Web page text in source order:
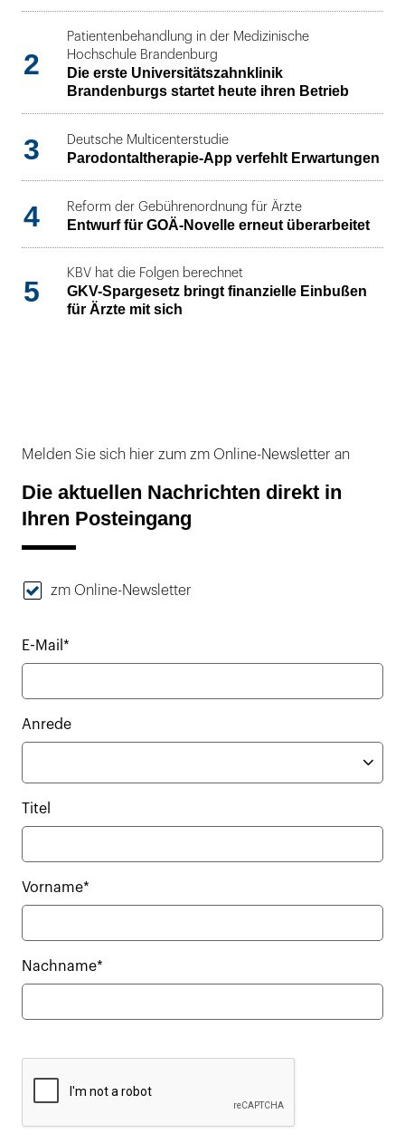
2
Patientenbehandlung in der Medizinische
Hochschule Brandenburg
Die erste Universitätszahnklinik
Brandenburgs startet heute ihren Betrieb
3 Deutsche Multicenterstudie
Parodontaltherapie-App verfehlt Erwartungen
4 Reform der Gebührenordnung für Ärzte
Entwurf für GOÄ-Novelle erneut überarbeitet
5
KBV hat die Folgen berechnet
GKV-Spargesetz bringt finanzielle Einbußen
für Ärzte mit sich
Melden Sie sich hier zum zm Online-Newsletter an
Die aktuellen Nachrichten direkt in
Ihren Posteingang
zm Online-Newsletter
E-Mail*
Anrede
Titel
Vorname*
Nachname*